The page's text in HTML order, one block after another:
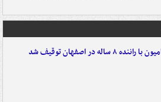
راننده ۸ ساله در اصفهان توقیف شد